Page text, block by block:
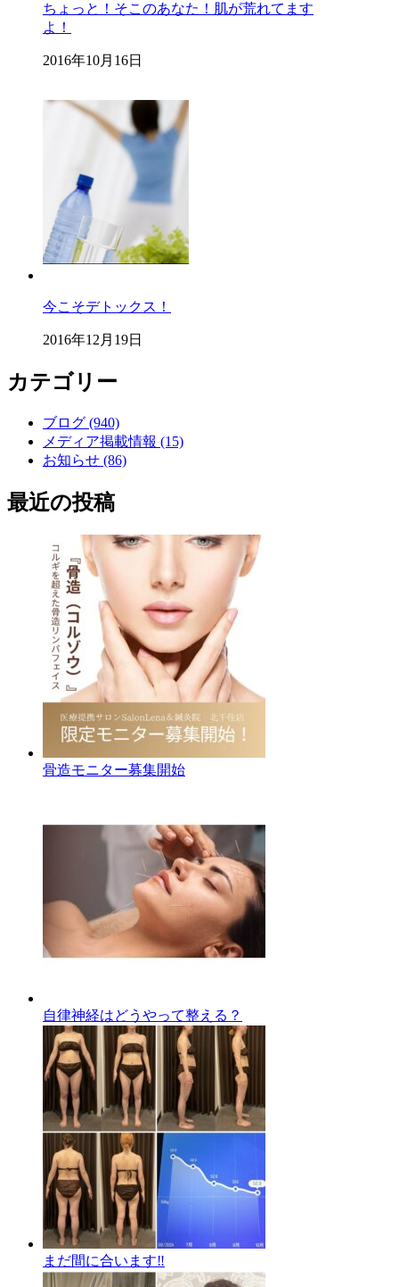
ちょっと！そこのあなた！肌が荒れてます
よ！
2016年10月16日
今こそデトックス！
2016年12月19日
カテゴリー
ブログ (940)
メディア掲載情報 (15)
お知らせ (86)
最近の投稿
骨造モニター募集開始
自律神経はどうやって整える？
まだ間に合います‼️